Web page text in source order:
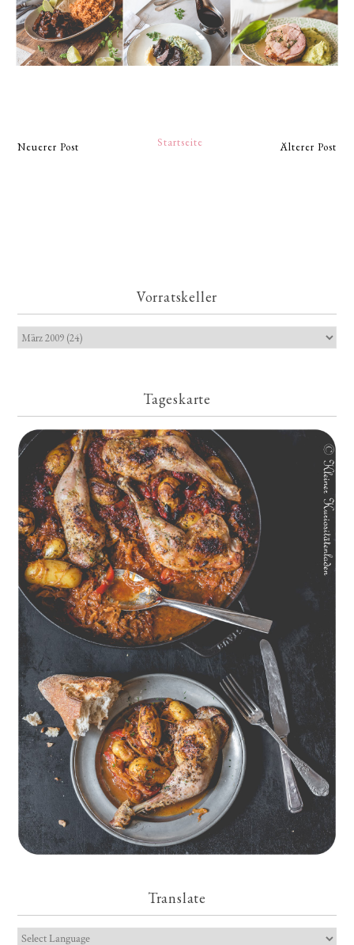
Neuerer Post Älterer Post
Startseite
Vorratskeller
Tageskarte
Geschmorte Hähnchenschenkel auf Paprikakraut und kleinen
Kartoffeln
Translate